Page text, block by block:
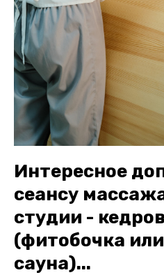
Интересное
сеансу
студии -
(фитобочка
сауна)...